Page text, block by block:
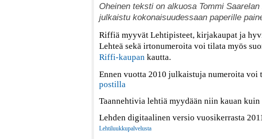
Oheinen teksti on alkuosa Tommi
julkaistu kokonaisuudessaan paperille
Riffiä myyvät Lehtipisteet, kirjakaupat ja
Lehteä sekä irtonumeroita voi tilata myös
Riffi-kaupan kautta.
Ennen vuotta 2010 julkaistuja numeroita voi
postilla
Taannehtivia lehtiä myydään niin kauan kuin
Lehden digitaalinen versio vuosikerrasta
Lehtiluukkupalvelusta